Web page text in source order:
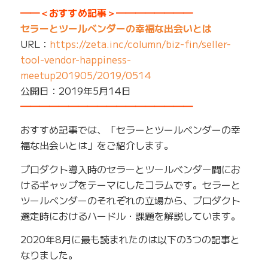
━━＜おすすめ記事＞━━━━━━━━
セラーとツールベンダーの幸福な出会いとは
URL： https://zeta.inc/column/biz-fin/seller-
tool-vendor-happiness-
meetup201905/2019/0514
公開日：2019年5月14日
━━━━━━━━━━━━━━━━━━
おすすめ記事では、「セラーとツールベンダーの幸
福な出会いとは」をご紹介します。
プロダクト導入時のセラーとツールベンダー間にお
けるギャップをテーマにしたコラムです。セラーと
ツールベンダーのそれぞれの立場から、プロダクト
選定時におけるハードル・課題を解説しています。
2020年8月に最も読まれたのは以下の3つの記事と
なりました。